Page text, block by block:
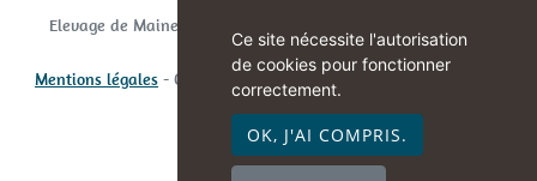
Elevage de Maine coon et Sacré de Birmanie situé en Meuse
Mentions légales - Copyright© Oupsfamily 2026 - Site créé avec
WeBreed
Ce site nécessite l'autorisation
de cookies pour fonctionner
correctement.
OK, J'AI COMPRIS.